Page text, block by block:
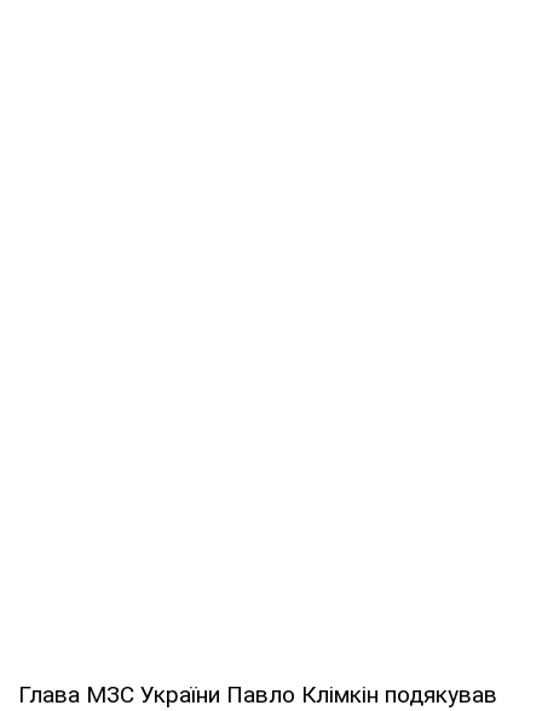
Глава МЗС України Павло Клімкін подякував